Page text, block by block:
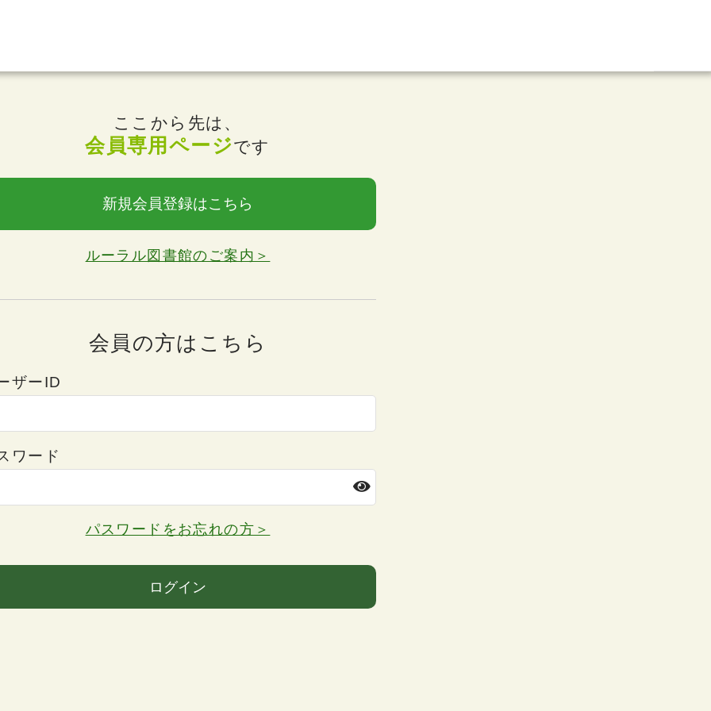
ここから先は、
会員専用ページです
新規会員登録はこちら
ルーラル図書館のご案内＞
会員の方はこちら
ザーID
ワード
パスワードをお忘れの方＞
ログイン